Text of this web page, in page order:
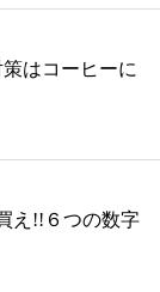
はコーヒーに
え!!６つの数字